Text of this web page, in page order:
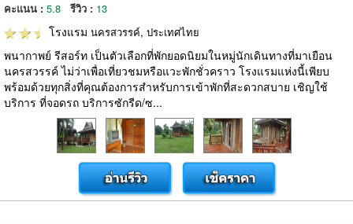
คะแนน : 5.8 รีวิว : 13
โรงแรม นครสวรรค์, ประเทศไทย
พนากาพย์ รีสอร์ท เป็นตัวเลือกที่พักยอดนิยมในหมู่นักเดินทางที่มาเยือน
นครสวรรค์ ไม่ว่าเพื่อเที่ยวชมหรือแวะพักชั่วคราว โรงแรมแห่งนี้เพียบ
พร้อมด้วยทุกสิ่งที่คุณต้องการสำหรับการเข้าพักที่สะดวกสบาย เชิญใช้
บริการ ที่จอดรถ บริการซักรีด/ซ...